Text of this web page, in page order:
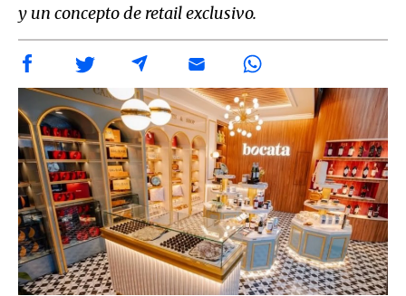
y un concepto de retail exclusivo.